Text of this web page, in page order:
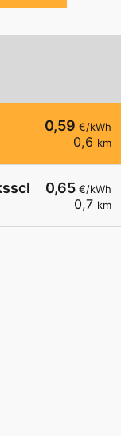
0,59 €/kWh
0,6 km
0,65 €/kWh
0,7 km